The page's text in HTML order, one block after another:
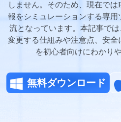
言語選択
しません。そのため、現在で
報をシミュレーションする専
流となっています。本記事では
変更する仕組みや注意点、安全
を初心者向けにわかり
無料ダウンロード